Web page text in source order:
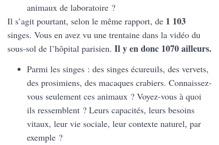
animaux de laboratoire ?
Il s’agit pourtant, selon le même rapport, de 1 103
singes. Vous en avez vu une trentaine dans la vidéo du
sous-sol de l’hôpital parisien. Il y en donc 1070 ailleurs.
Parmi les singes : des singes écureuils, des vervets,
des prosimiens, des macaques crabiers. Connaissez-
vous seulement ces animaux ? Voyez-vous à quoi
ils ressemblent ? Leurs capacités, leurs besoins
vitaux, leur vie sociale, leur contexte naturel, par
exemple ?